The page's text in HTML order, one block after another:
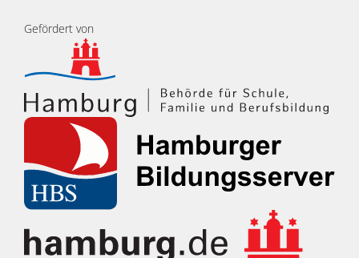
Gefördert von